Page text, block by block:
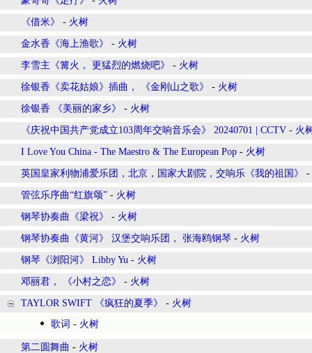
《借米》 - 火树
金水香《海上渔歌》 - 火树
李雪主《篝火， 更猛烈的燃烧吧》 - 火树
徐银香《卖花姑娘》插曲， 《金刚山之歌》 - 火树
徐银香 《美丽的家乡》 - 火树
《庆祝中国共产党成立103周年交响音乐会》 20240701 | CCTV - 火
I Love You China - The Maestro & The European Pop - 火树
英国皇家利物浦爱乐团，北京，国家大剧院，交响乐《我的祖国》 -
管弦乐序曲“红旗颂” - 火树
钢琴协奏曲《梁祝》 - 火树
钢琴协奏曲《黄河》 汉堡交响乐团， 张海鸥钢琴 - 火树
钢琴《浏阳河》 Libby Yu - 火树
邓丽君， 《小村之恋》 - 火树
TAYLOR SWIFT 《疯狂的夏季》 - 火树
歌词 - 火树
第二圆舞曲 - 火树